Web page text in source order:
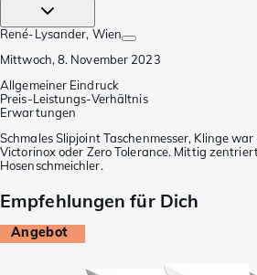
René-Lysander, Wien
Mittwoch, 8. November 2023
Allgemeiner Eindruck
Preis-Leistungs-Verhältnis
Erwartungen
Schmales Slipjoint Taschenmesser, Klinge
Victorinox oder Zero Tolerance. Mittig
Hosenschmeichler.
Empfehlungen für Dich
Angebot